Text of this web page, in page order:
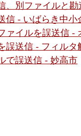
、別ファイルと
信 - いばらき中
ァイルを誤送信 -
誤送信 - フィルタ
で誤送信 - 妙高市